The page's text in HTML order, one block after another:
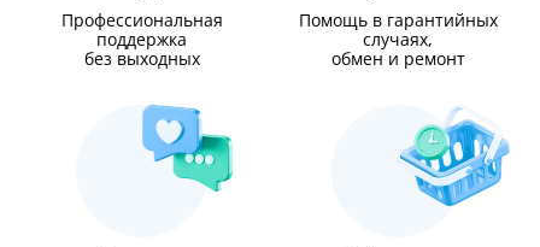
Профессиональная
поддержка
без выходных
Помощь в гарантийных
случаях,
обмен и ремонт